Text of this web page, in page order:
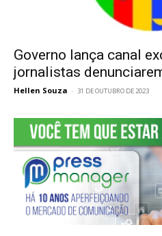
Governo lança canal
jornalistas
Hellen Souza - 31 DE OUTUBRO DE 2023